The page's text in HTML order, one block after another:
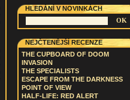
HLEDÁNÍ V NOVINKÁCH
NEJČTENĚJŠÍ RECENZE
THE CUPBOARD OF DOOM
INVASION
THE SPECIALISTS
ESCAPE FROM THE DARKNESS
POINT OF VIEW
HALF-LIFE: RED ALERT